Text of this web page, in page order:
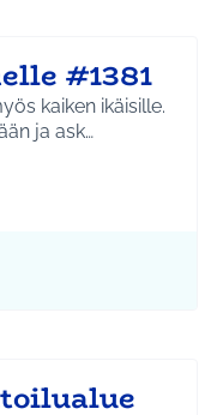
#1381
kaiken ikäisille.
ja ask…
Lapset ja nuoret